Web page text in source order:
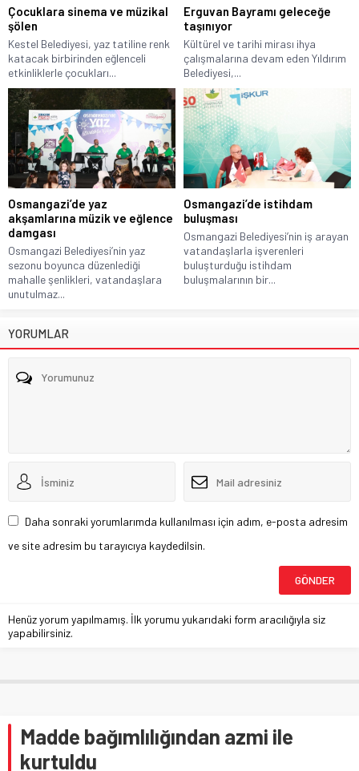
Çocuklara sinema ve müzikal
şölen
Kestel Belediyesi, yaz tatiline renk
katacak birbirinden eğlenceli
etkinliklerle çocukları...
Erguvan Bayramı geleceğe
taşınıyor
Kültürel ve tarihi mirası ihya
çalışmalarına devam eden Yıldırım
Belediyesi,...
Osmangazi’de yaz
akşamlarına müzik ve eğlence
damgası
Osmangazi Belediyesi’nin yaz
sezonu boyunca düzenlediği
mahalle şenlikleri, vatandaşlara
unutulmaz...
Osmangazi’de istihdam
buluşması
Osmangazi Belediyesi’nin iş arayan
vatandaşlarla işverenleri
buluşturduğu istihdam
buluşmalarının bir...
YORUMLAR
Daha sonraki yorumlarımda kullanılması için adım, e-posta adresim
ve site adresim bu tarayıcıya kaydedilsin.
Henüz yorum yapılmamış. İlk yorumu yukarıdaki form aracılığıyla siz
yapabilirsiniz.
Madde bağımlılığından azmi ile
kurtuldu